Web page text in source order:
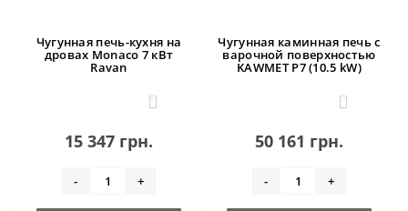
Чугунная печь-кухня на
дровах Monaco 7 кВт
Ravan
0
15 347 грн.
- +
Чугунная каминная печь с
варочной поверхностью
KAWMET P7 (10.5 kW)
0
50 161 грн.
- +